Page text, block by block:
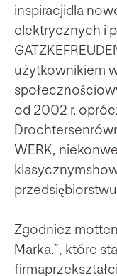
inspiracjidla
elektrycznych i
użytkownikiem
od 2002 r.
WERK,
Zgodniez
Marka.”, które